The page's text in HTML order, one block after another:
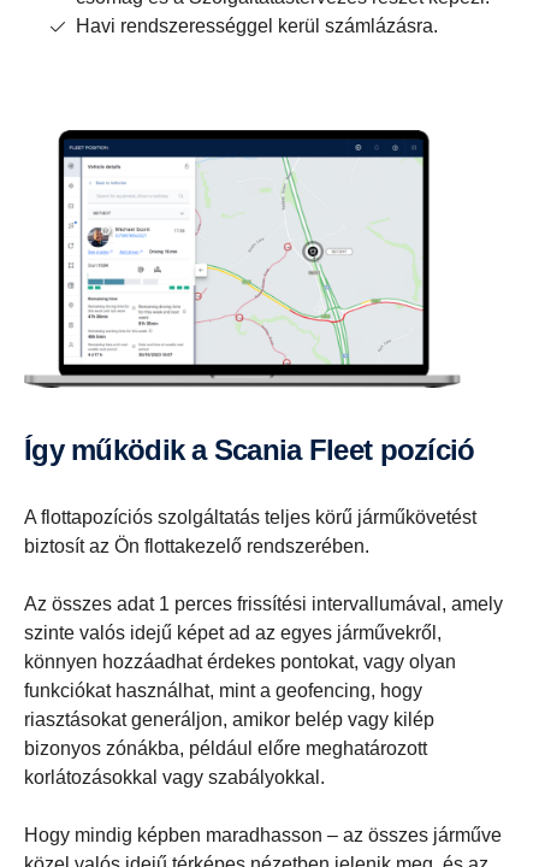
Havi rendszerességgel kerül számlázásra.
Így működik a Scania Fleet pozíció
A flottapozíciós szolgáltatás teljes körű járműkövetést
biztosít az Ön flottakezelő rendszerében.
Az összes adat 1 perces frissítési intervallumával, amely
szinte valós idejű képet ad az egyes járművekről,
könnyen hozzáadhat érdekes pontokat, vagy olyan
funkciókat használhat, mint a geofencing, hogy
riasztásokat generáljon, amikor belép vagy kilép
bizonyos zónákba, például előre meghatározott
korlátozásokkal vagy szabályokkal.
Hogy mindig képben maradhasson – az összes járműve